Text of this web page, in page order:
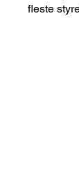
fleste